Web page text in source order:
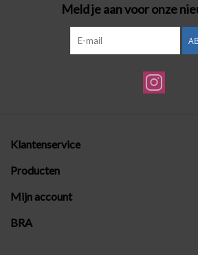
Lingerie-accessoires
Cadeaubonnen
Meld je aan voor onze
Klantenservice
Producten
Mijn account
BRA